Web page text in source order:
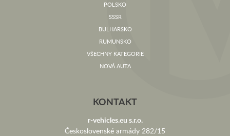
POLSKO
SSSR
BULHARSKO
RUMUNSKO
VŠECHNY KATEGORIE
NOVÁ AUTA
KONTAKT
r-vehicles.eu s.r.o.
Československé armády 282/15